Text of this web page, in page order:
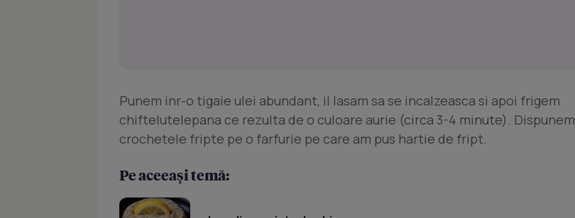
Punem inr-o tigaie ulei abundant, il lasam sa se incalzeasca si apoi frigem
chiftelutelepana ce rezulta de o culoare aurie (circa 3-4 minute). Dispunem
crochetele fripte pe o farfurie pe care am pus hartie de fript.
Pe aceeași temă: